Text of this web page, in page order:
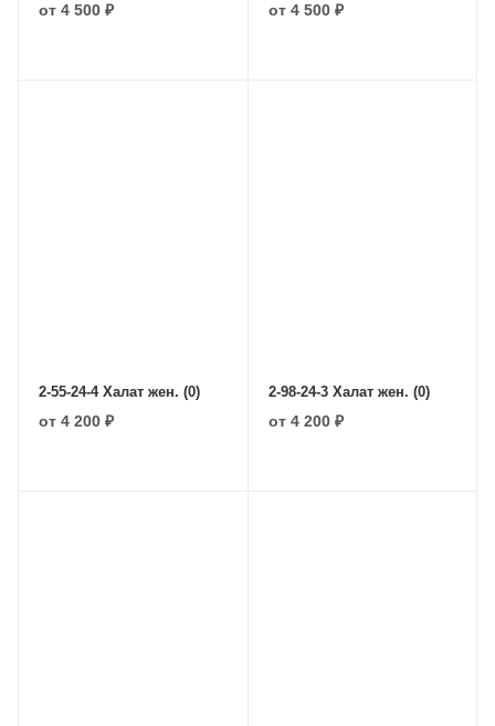
от 4 500 ₽ от 4 500 ₽
2-55-24-4 Халат жен. (0)
от 4 200 ₽
2-98-24-3 Халат жен. (0)
от 4 200 ₽